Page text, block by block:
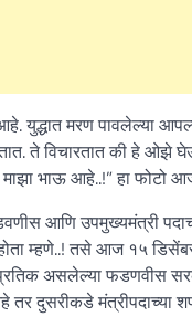
युद्धात मरण पावलेल्या
ते विचारतात की
भाऊ आहे..!” हा फोटो
आणि उपमुख्यमंत्री
म्हणे..! तसे आज १५ डिसेंबर
असलेल्या फडणवीस
दुसरीकडे मंत्रीपदाच्या